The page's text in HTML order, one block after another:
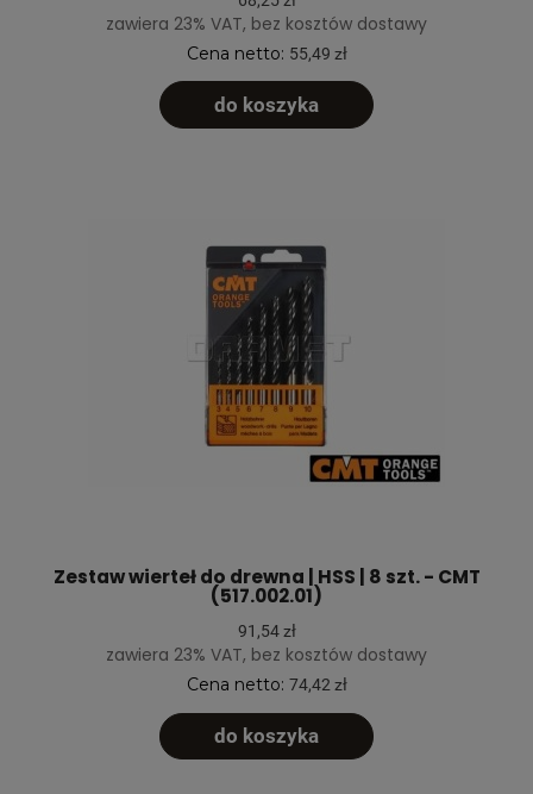
zawiera 23% VAT, bez kosztów dostawy
Cena netto: 55,49 zł
do koszyka
Zestaw wierteł do drewna | HSS | 8 szt. - CMT
(517.002.01)
91,54 zł
zawiera 23% VAT, bez kosztów dostawy
Cena netto: 74,42 zł
do koszyka